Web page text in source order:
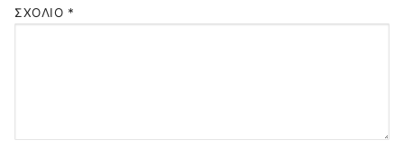
ΣΧΌΛΙΟ *